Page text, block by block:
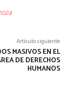
Artículo siguiente
MASIVOS EN EL
DE DERECHOS
HUMANOS